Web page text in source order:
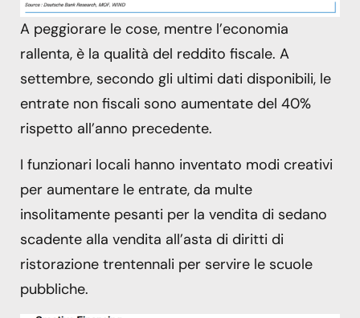
A peggiorare le cose, mentre l’economia
rallenta, è la qualità del reddito fiscale. A
settembre, secondo gli ultimi dati disponibili, le
entrate non fiscali sono aumentate del 40%
rispetto all’anno precedente.
I funzionari locali hanno inventato modi creativi
per aumentare le entrate, da multe
insolitamente pesanti per la vendita di sedano
scadente alla vendita all’asta di diritti di
ristorazione trentennali per servire le scuole
pubbliche.